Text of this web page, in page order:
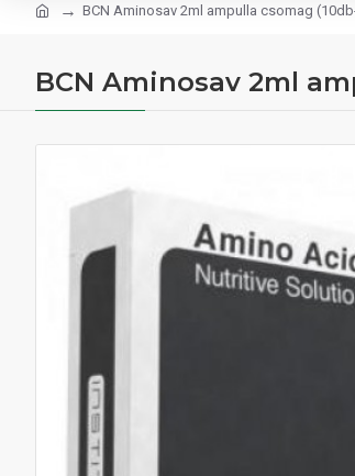
BCN Aminosav 2ml ampulla csomag
BCN Aminosav 2ml